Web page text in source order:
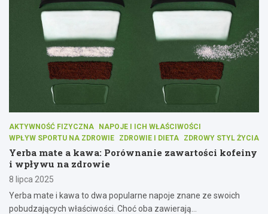
AKTYWNOŚĆ FIZYCZNA
NAPOJE I ICH WŁAŚCIWOŚCI
WPŁYW SPORTU NA ZDROWIE
ZDROWIE I DIETA ZDROWY STYL ŻYCIA
Yerba mate a kawa: Porównanie zawartości kofeiny
i wpływu na zdrowie
8 lipca 2025
Yerba mate i kawa to dwa popularne napoje znane ze swoich
pobudzających właściwości. Choć oba zawierają…